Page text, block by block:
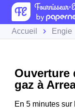
Accueil Engie